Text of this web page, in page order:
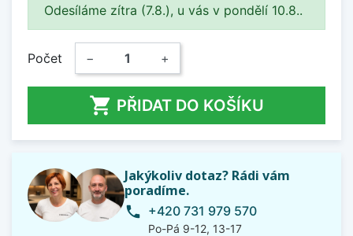
Odesíláme zítra (7.8.), u vás v pondělí 10.8..
Počet − +
 PŘIDAT DO KOŠÍKU
Jakýkoliv dotaz? Rádi vám
poradíme.
phone +420 731 979 570
Po-Pá 9-12, 13-17